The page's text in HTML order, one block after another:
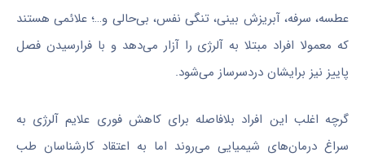
عطسه، سرفه، آبریزش بینی، تنگی نفس، بی‌حالی و…؛ علائمی هستند
که معمولا افراد مبتلا به آلرژی را آزار می‌دهد و با فرارسیدن فصل
پاییز نیز برایشان دردسرساز می‌شود.
گرچه اغلب این افراد بلافاصله برای کاهش فوری علایم آلرژی به
سراغ درمان‌های شیمیایی می‌روند اما به اعتقاد کارشناسان طب